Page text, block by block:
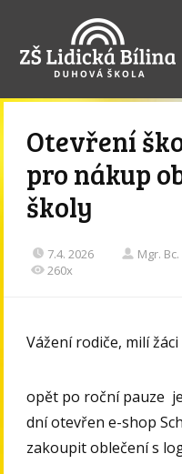
Otevření
pro nákup
školy
7.4. 2026
Mgr.
260x
Vážení rodiče, milí žáci
opět po roční pauze
dní otevřen e-shop
zakoupit oblečení s